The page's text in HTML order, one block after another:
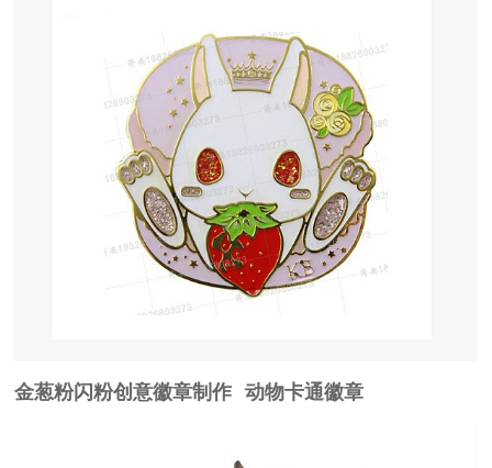
金葱粉闪粉创意徽章制作 动物卡通徽章